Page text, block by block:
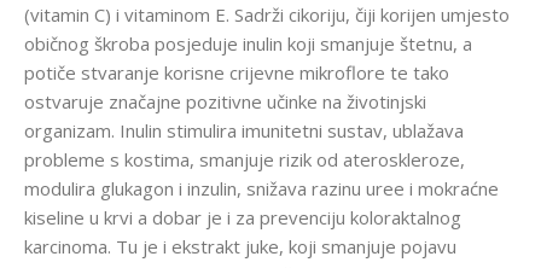
(vitamin C) i vitaminom E. Sadrži cikoriju, čiji korijen umjesto
običnog škroba posjeduje inulin koji smanjuje štetnu, a
potiče stvaranje korisne crijevne mikroflore te tako
ostvaruje značajne pozitivne učinke na životinjski
organizam. Inulin stimulira imunitetni sustav, ublažava
probleme s kostima, smanjuje rizik od ateroskleroze,
modulira glukagon i inzulin, snižava razinu uree i mokraćne
kiseline u krvi a dobar je i za prevenciju koloraktalnog
karcinoma. Tu je i ekstrakt juke, koji smanjuje pojavu